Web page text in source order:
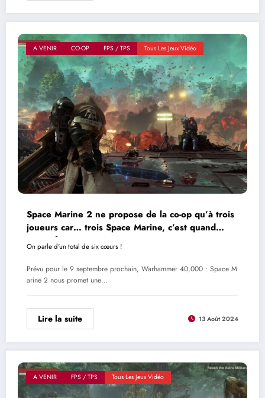
A VENIR CO-OP FPS / TPS Tous Les Jeux Vidéo
Space Marine 2 ne propose de la co-op qu’à trois
joueurs car… trois Space Marine, c’est quand
même fort
On parle d'un total de six cœurs !
Prévu pour le 9 septembre prochain, Warhammer 40,000 : Space M
arine 2 nous promet une…
Lire la suite 13 Août 2024
A VENIR FPS / TPS Tous Les Jeux Vidéo